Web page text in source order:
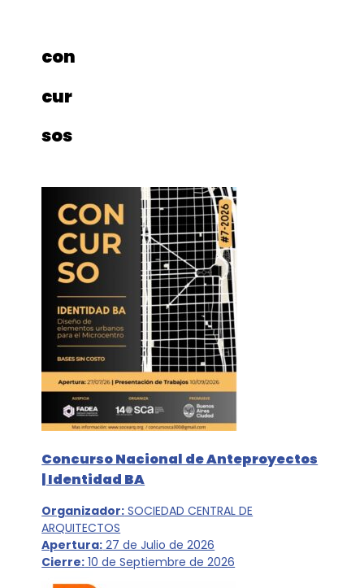
con
cur
sos
Concurso Nacional de Anteproyectos
| Identidad BA
Organizador: SOCIEDAD CENTRAL DE
ARQUITECTOS
Apertura: 27 de Julio de 2026
Cierre: 10 de Septiembre de 2026